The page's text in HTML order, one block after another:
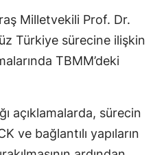
Milletvekili Prof. Dr.
Türkiye sürecine ilişkin
TBMM’deki
açıklamalarda, sürecin
ve bağlantılı yapıların